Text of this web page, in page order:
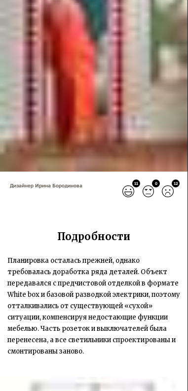
11 0 12
Дизайнер Ирина Бородинова
Подробности
Планировка осталась прежней, однако
требовалась доработка ряда деталей. Объект
передавался с предчистовой отделкой в формате
White box и базовой разводкой электрики, поэтому
отталкивались от существующей «сухой»
ситуации, компенсируя недостающие функции
мебелью. Часть розеток и выключателей была
перенесена, а все светильники спроектированы и
смонтированы заново.